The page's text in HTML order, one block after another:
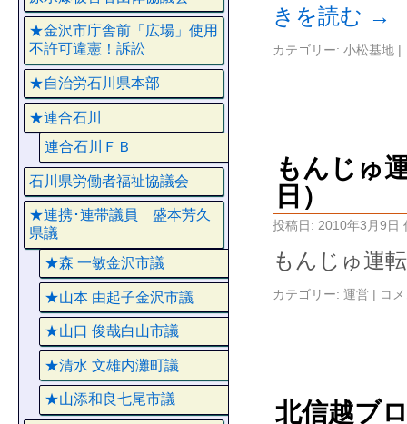
きを読む →
カテゴリー: 小松基地 |
もんじゅ
日）
投稿日: 2010年3月9日
もんじゅ運
カテゴリー: 運営 | コ
北信越ブ
★金沢市庁舎前「広場」使用
不許可違憲！訴訟
★自治労石川県本部
★連合石川
連合石川ＦＢ
石川県労働者福祉協議会
★連携･連帯議員 盛本芳久
県議
★森 一敏金沢市議
★山本 由起子金沢市議
★山口 俊哉白山市議
★清水 文雄内灘町議
★山添和良七尾市議